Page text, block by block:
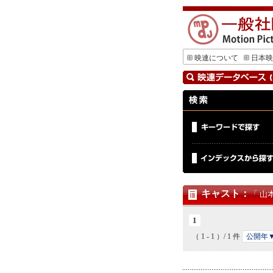
映連について 日本
キャスト：「 山
1
（ 1 - 1 ）/ 1 件 公開年